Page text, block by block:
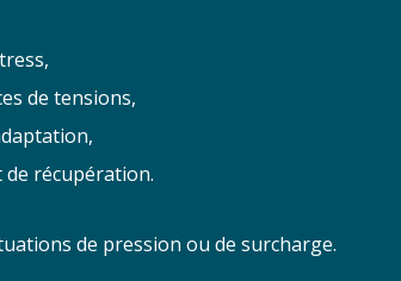
de tensions,
de récupération.
de pression ou de surcharge.